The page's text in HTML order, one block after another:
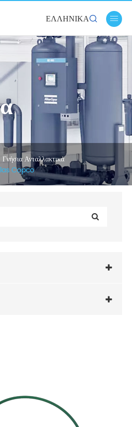
ΕΛΛΗΝΙΚΆ 
Γνήσια Ανταλλακτικά
Copco